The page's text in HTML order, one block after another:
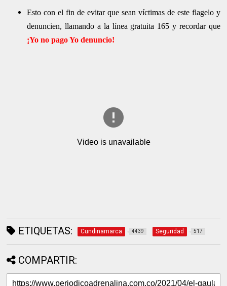
Esto con el fin de evitar que sean víctimas de este flagelo y
denuncien, llamando a la línea gratuita 165 y recordar que
¡Yo no pago Yo denuncio!
ETIQUETAS: Cundinamarca 4439 Seguridad 517
COMPARTIR: